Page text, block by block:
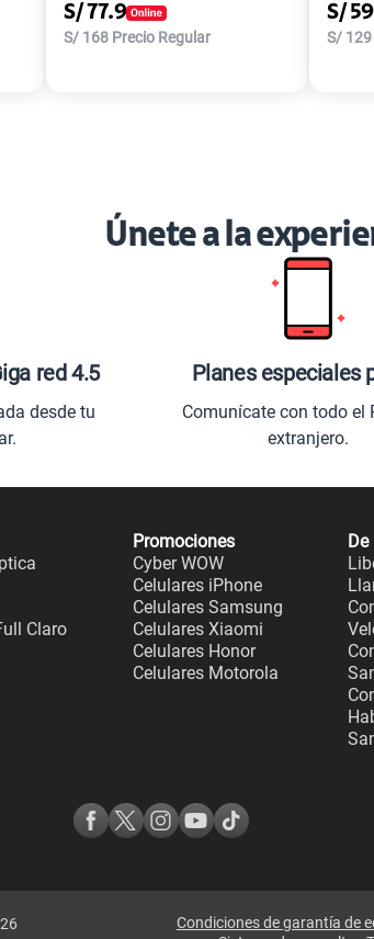
S/77.9
S/ 168 Precio Regular
S/ 59
S/ 129
Únete a la
red 4.5
desde tu
Planes especiales
Comunícate con todo el
extranjero.
Claro
Promociones
Cyber WOW
Celulares iPhone
Celulares Samsung
Celulares Xiaomi
Celulares Honor
Celulares Motorola
Condiciones de garantía de